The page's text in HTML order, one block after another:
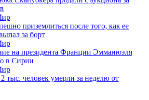
приземлиться после того, как ее
за борт
на президента Франции Эмманюэля
в Сирии
тыс. человек умерли за неделю от